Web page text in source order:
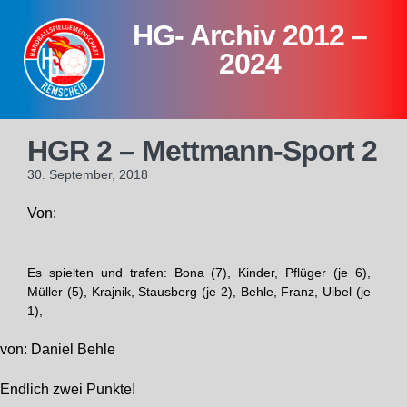
content
HG- Archiv 2012 –
2024
HGR 2 – Mettmann-Sport 2
30. September, 2018
Von:
Es spielten und trafen: Bona (7), Kinder, Pflüger (je 6),
Müller (5), Krajnik, Stausberg (je 2), Behle, Franz, Uibel (je
1),
von: Daniel Behle
Endlich zwei Punkte!